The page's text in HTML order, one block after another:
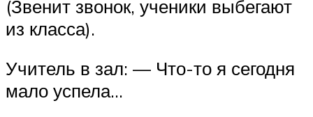
(Звенит звонок, ученики выбегают
из класса).
Учитель в зал: — Что-то я сегодня
мало успела…